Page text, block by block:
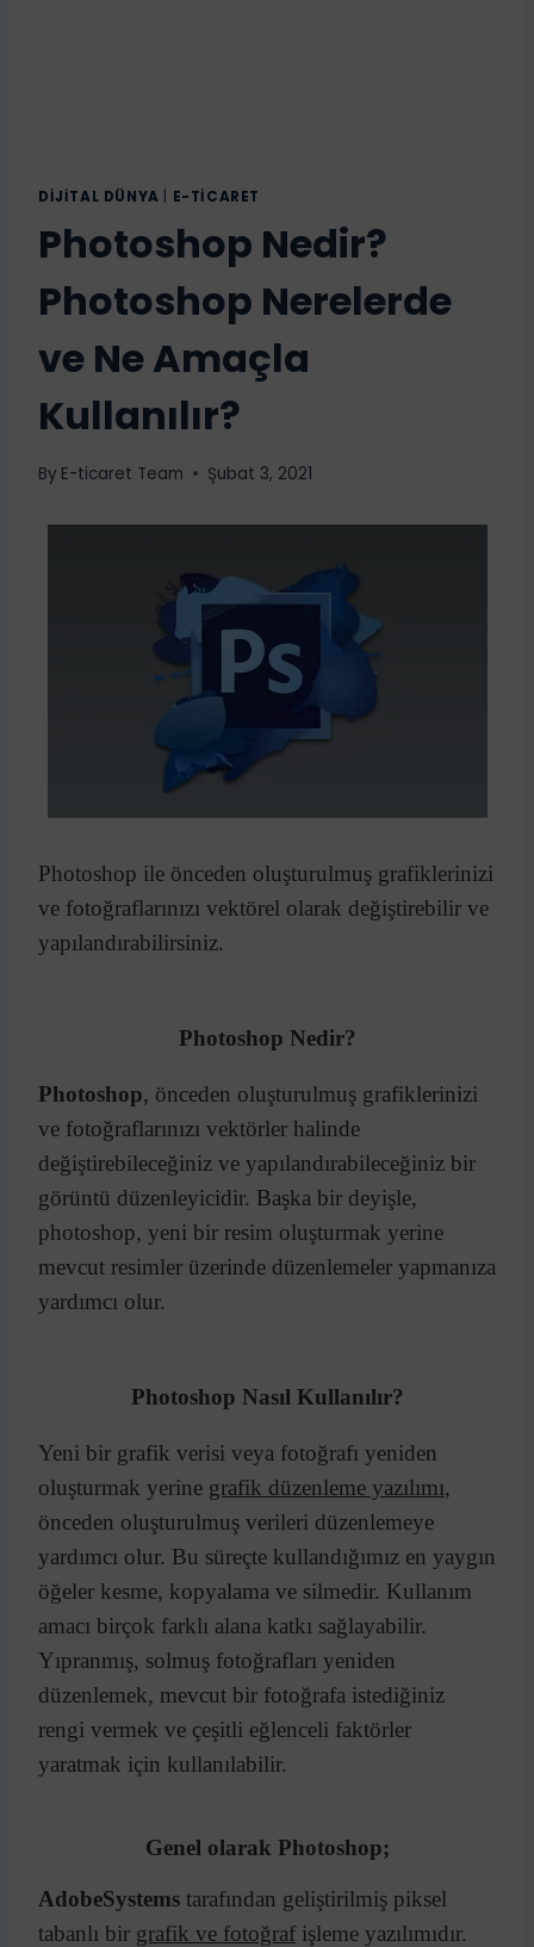
DIJITAL DÜNYA E-TICARET
Photoshop Nedir?
Photoshop Nerelerde
ve Ne Amaçla
Kullanılır?
By E-ticaret Team Şubat 3, 2021
Photoshop ile önceden oluşturulmuş grafiklerinizi
ve fotoğraflarınızı vektörel olarak değiştirebilir ve
yapılandırabilirsiniz.
Photoshop Nedir?
Photoshop, önceden oluşturulmuş grafiklerinizi
ve fotoğraflarınızı vektörler halinde
değiştirebileceğiniz ve yapılandırabileceğiniz bir
görüntü düzenleyicidir. Başka bir deyişle,
photoshop, yeni bir resim oluşturmak yerine
mevcut resimler üzerinde düzenlemeler yapmanıza
yardımcı olur.
Photoshop Nasıl Kullanılır?
Yeni bir grafik verisi veya fotoğrafı yeniden
oluşturmak yerine grafik düzenleme yazılımı,
önceden oluşturulmuş verileri düzenlemeye
yardımcı olur. Bu süreçte kullandığımız en yaygın
öğeler kesme, kopyalama ve silmedir. Kullanım
amacı birçok farklı alana katkı sağlayabilir.
Yıpranmış, solmuş fotoğrafları yeniden
düzenlemek, mevcut bir fotoğrafa istediğiniz
rengi vermek ve çeşitli eğlenceli faktörler
yaratmak için kullanılabilir.
Genel olarak Photoshop;
AdobeSystems tarafından geliştirilmiş piksel
tabanlı bir grafik ve fotoğraf işleme yazılımıdır.